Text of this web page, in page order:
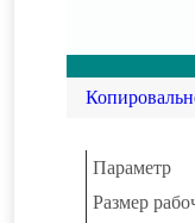
Параметр
Размер